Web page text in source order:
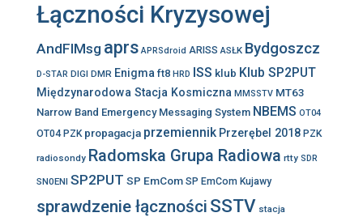
Łączności Kryzysowej
AndFlMsg aprs APRSdroid ARISS ASŁK Bydgoszcz
D-STAR DIGI DMR Enigma ft8 HRD ISS klub Klub SP2PUT
Międzynarodowa Stacja Kosmiczna MMSSTV MT63
Narrow Band Emergency Messaging System NBEMS OT04
OT04 PZK propagacja przemiennik Przerębel 2018 PZK
radiosondy Radomska Grupa Radiowa rtty SDR
SN0ENI SP2PUT SP EmCom SP EmCom Kujawy
sprawdzenie łączności SSTV stacja